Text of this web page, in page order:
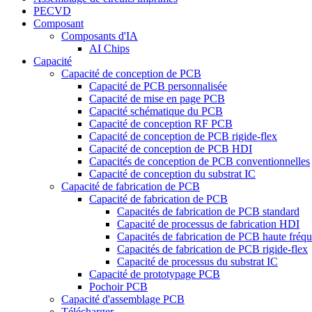
PECVD
Composant
Composants d'IA
AI Chips
Capacité
Capacité de conception de PCB
Capacité de PCB personnalisée
Capacité de mise en page PCB
Capacité schématique du PCB
Capacité de conception RF PCB
Capacité de conception de PCB rigide-flex
Capacité de conception de PCB HDI
Capacités de conception de PCB conventionnelles
Capacité de conception du substrat IC
Capacité de fabrication de PCB
Capacité de fabrication de PCB
Capacités de fabrication de PCB standard
Capacité de processus de fabrication HDI
Capacités de fabrication de PCB haute
Capacités de fabrication de PCB rigide-flex
Capacité de processus du substrat IC
Capacité de prototypage PCB
Pochoir PCB
Capacité d'assemblage PCB